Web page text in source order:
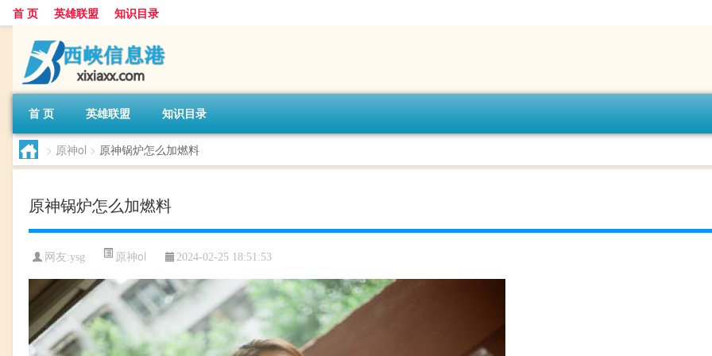
首 页 英雄联盟 知识目录
首 页 英雄联盟 知识目录
> 原神ol > 原神锅炉怎么加燃料
原神锅炉怎么加燃料
网友:ysg 原神ol 2024-02-25 18:51:53